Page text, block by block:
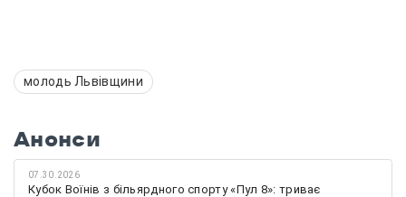
молодь Львівщини
Анонси
07.30.2026
Кубок Воїнів з більярдного спорту «Пул 8»: триває